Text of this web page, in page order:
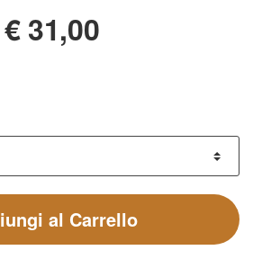
€31,00
al Carrello